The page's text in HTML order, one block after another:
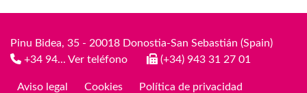
Pinu Bidea, 35 - 20018 Donostia-San Sebastián (Spain)
+34 94... Ver teléfono
(+34) 943 31 27 01
Aviso legal Cookies Política de privacidad